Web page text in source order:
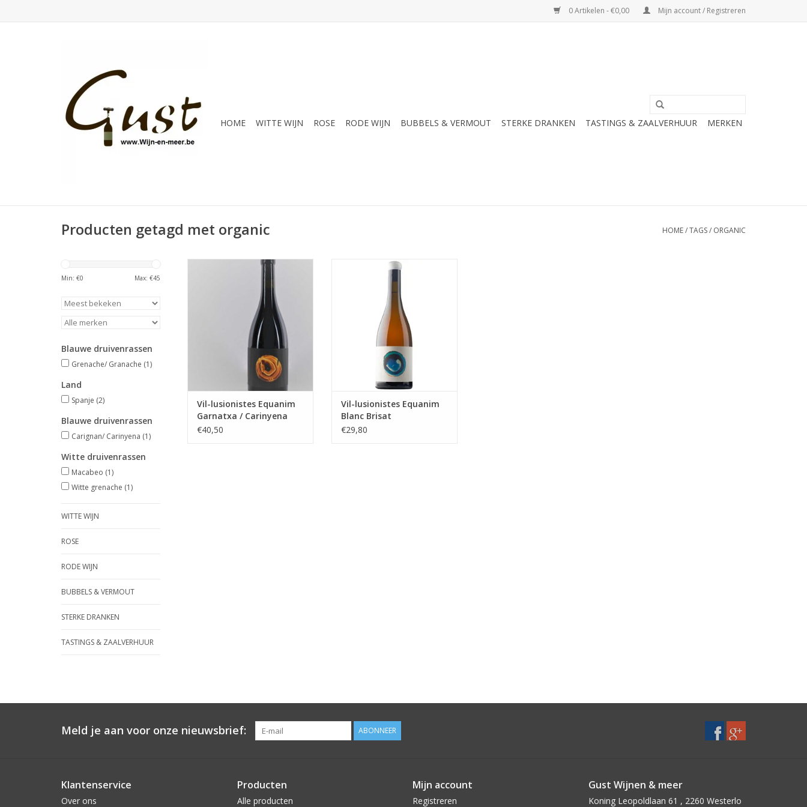
0 Artikelen - €0,00 Mijn account / Registreren
HOME WITTE WIJN ROSE RODE WIJN BUBBELS & VERMOUT STERKE DRANKEN TASTINGS & ZAALVERHUUR MERKEN
Producten getagd met organic HOME/TAGS/ ORGANIC
Min: €0 Max: €45
Blauwe druivenrassen
Grenache/ Granache (1)
Land
Spanje (2)
Blauwe druivenrassen
Carignan/ Carinyena (1)
Witte druivenrassen
Macabeo (1)
Witte grenache (1)
WITTE WIJN
ROSE
RODE WIJN
BUBBELS & VERMOUT
STERKE DRANKEN
TASTINGS & ZAALVERHUUR
Mooie gebalanceerde wijn met
vol fruit in de mond en een
stevige afdronk.
TOEVOEGEN AAN WINKELWAGEN
Vil-lusionistes Equanim
Garnatxa / Carinyena
€40,50
Op de neus exploderen de tonen
van kweepeer en het minerale
behoudt een mooie
levendigheid.
TOEVOEGEN AAN WINKELWAGEN
Vil-lusionistes Equanim
Blanc Brisat
€29,80
Meld je aan voor onze nieuwsbrief: ABONNEER
Klantenservice
Over ons
Producten
Alle producten
Mijn account
Registreren
Gust Wijnen & meer
Koning Leopoldlaan 61 , 2260 Westerlo